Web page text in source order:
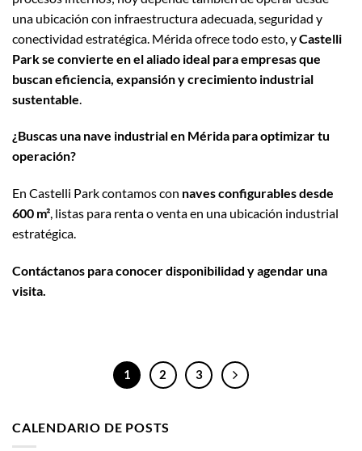
una ubicación con infraestructura adecuada, seguridad y
conectividad estratégica. Mérida ofrece todo esto, yCastelli
Park se convierte en el aliado ideal para empresas que
buscan eficiencia, expansión y crecimiento industrial
sustentable
¿Buscas una nave industrial en Mérida para optimizar tu
operación?
En Castelli Park contamos con naves configurables desde
600 m², listas para renta o venta en una ubicación industrial
estratégica.
Contáctanos para conocer disponibilidad y agendar una
visita.
1 2 3
CALENDARIO DE POSTS